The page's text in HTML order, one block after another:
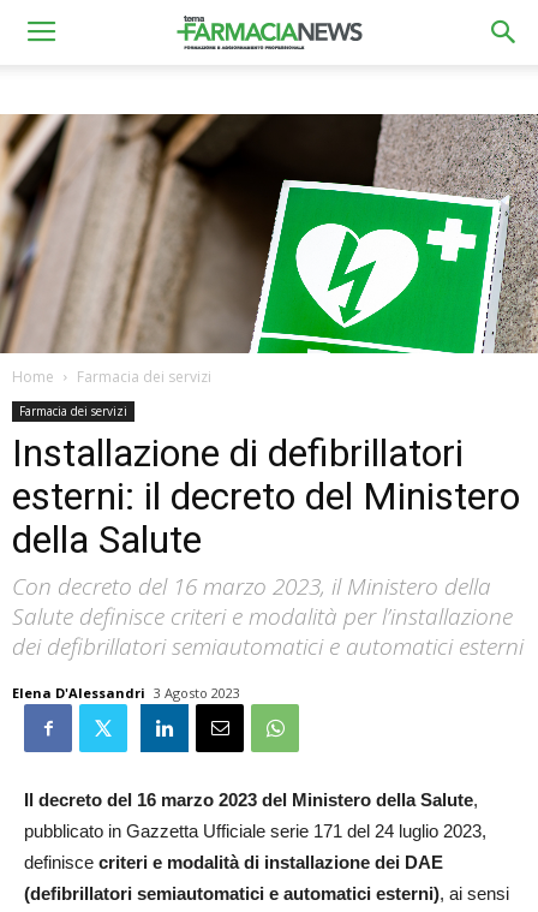
Home Farmacia dei servizi
Farmacia dei servizi
Installazione di defibrillatori
esterni: il decreto del Ministero
della Salute
Con decreto del 16 marzo 2023, il Ministero della
Salute definisce criteri e modalità per l’installazione
dei defibrillatori semiautomatici e automatici esterni
Elena D'Alessandri 3 Agosto 2023
Il decreto del 16 marzo 2023 del Ministero della Salute,
pubblicato in Gazzetta Ufficiale serie 171 del 24 luglio 2023,
definisce criteri e modalità di installazione dei DAE
(defibrillatori semiautomatici e automatici esterni), ai sensi